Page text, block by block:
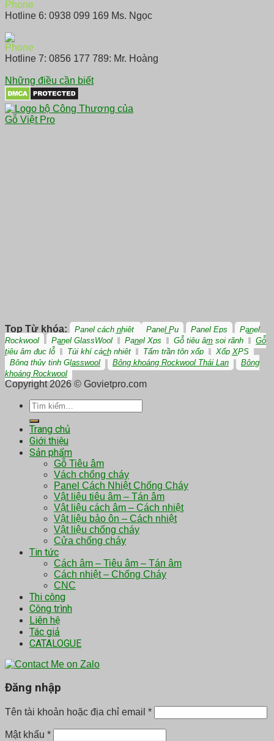
Hotline 6: 0938 099 169 Ms. Ngọc
Hotline 7: 0856 177 789: Mr. Hoàng
Những điều cần biết
Top Từ khóa: Panel cách nhiệt Panel Pu Panel Eps
Panel
Rockwool
Panel GlassWool Panel Xps Gỗ tiêu âm soi rãnh
Gỗ
tiêu âm đục lỗ
Túi khí cách nhiệt Tấm trần tôn xốp
Xốp XPS
Bông thủy tinh Glasswool
Bông khoáng Rockwool Thái Lan
Bông
khoáng Rockwool
Copyright 2026 © Govietpro.com
Tìm
kiếm:
Trang chủ
Giới thiệu
Sản phẩm
Gỗ Tiêu âm
Vách chống cháy
Panel Cách Nhiệt Chống Cháy
Vật liệu tiêu âm – Tán âm
Vật liệu cách âm – Cách nhiệt
Vật liệu bảo ôn – Cách nhiệt
Vật liệu chống cháy
Cửa chống cháy
Tin tức
Cách âm – Tiêu âm – Tán âm
Cách nhiệt – Chống Cháy
CNC
Thi công
Công trình
Liên hệ
Tác giả
CATALOGUE
Đăng nhập
Tên tài khoản hoặc địa chỉ email *
Mật khẩu *